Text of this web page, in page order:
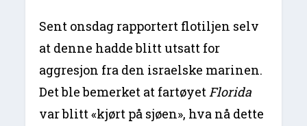
Sent onsdag rapportert flotiljen selv
at denne hadde blitt utsatt for
aggresjon fra den israelske marinen.
Det ble bemerket at fartøyetFlorida
var blitt «kjørt på sjøen», hva nå dette